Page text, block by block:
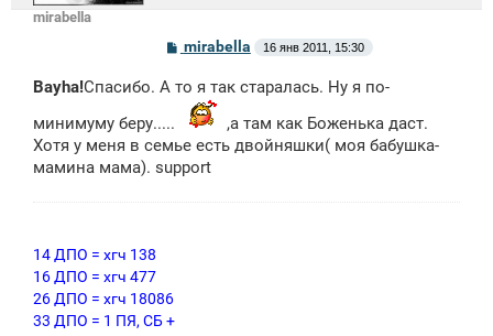
mirabella
С
б
и
е
mirabella 16 янв 2011, 15:30
Bayha!Спасибо. А то я так старалась. Ну я по-
минимуму беру.....
,а там как Боженька даст.
Хотя у меня в семье есть двойняшки( моя бабушка-
мамина мама). support
14 ДПО = хгч 138
16 ДПО = хгч 477
26 ДПО = хгч 18086
33 ДПО = 1 ПЯ, СБ +